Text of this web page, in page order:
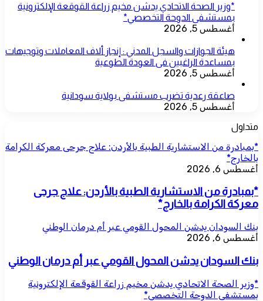
*وزير الصحة الاتحادي يدشن مخيم زراعة القوقعة الإلكترونية
بمستشفى الدوحة التخصصي*
أغسطس 5, 2026
هيئة الجوازات والسجل المدني : إنجاز ألاف المعاملات وتوجيهات
بمساعدة الراغبين فى العودة الطوعية
أغسطس 5, 2026
صاعقة رعدية تضرب مستشفى بولاية سودانية
أغسطس 5, 2026
متداول
*بمبادرة من الاستشارية الطبية بالأردن: علاج جرحى معركة الكرامة
بالخارج*
أغسطس 6, 2026
*بمبادرة من الاستشارية الطبية بالأردن: علاج جرحى
معركة الكرامة بالخارج*
بنك السودان يدشن المحول القومي عبر أم درمان الوطني
أغسطس 6, 2026
بنك السودان يدشن المحول القومي عبر أم درمان الوطني
*وزير الصحة الاتحادي يدشن مخيم زراعة القوقعة الإلكترونية
بمستشفى الدوحة التخصصي*